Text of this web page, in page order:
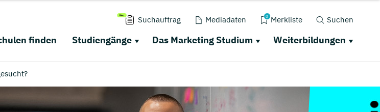
Suchauftrag Mediadaten 0 Merkliste Suchen
finden Studiengänge Das Marketing Studium Weiterbildungen